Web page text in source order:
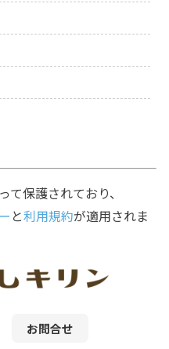
て保護されており、
と利用規約が適用されま
お問合せ